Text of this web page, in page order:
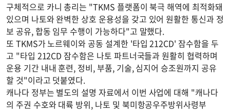
구체적으로 카니 총리는 "TKMS 플랫폼이 북극 해역에 최적화돼
있으며 나토와 완벽한 상호 운용성을 갖고 있어 원활한 통신과 정
보 공유, 합동 임무 수행이 가능하다"고 말했다.
또 TKMS가 노르웨이와 공동 설계한 '타입 212CD' 잠수함을 두
고 "타입 212CD 잠수함은 나토 파트너국들과 원활히 협력하며
운용 기간 내내 훈련, 정비, 부품, 기술, 심지어 승조원까지 공유
할 것"이라고 덧붙였다.
캐나다 정부는 별도의 설명 자료에서 이번 사업에 대해 "캐나다
의 주권 수호와 대륙 방위, 나토 및 북미항공우주방위사령부